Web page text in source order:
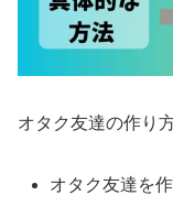
オタク友達の作り
オタク友達を